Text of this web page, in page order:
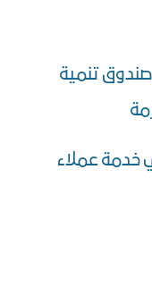
تنمية
خدمة عملاء